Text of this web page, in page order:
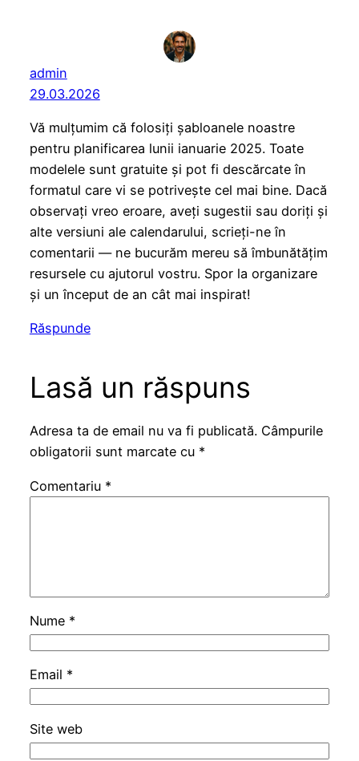
admin
29.03.2026
Vă mulțumim că folosiți șabloanele noastre
pentru planificarea lunii ianuarie 2025. Toate
modelele sunt gratuite și pot fi descărcate în
formatul care vi se potrivește cel mai bine. Dacă
observați vreo eroare, aveți sugestii sau doriți și
alte versiuni ale calendarului, scrieți-ne în
comentarii — ne bucurăm mereu să îmbunătățim
resursele cu ajutorul vostru. Spor la organizare
și un început de an cât mai inspirat!
Răspunde
Lasă un răspuns
Adresa ta de email nu va fi publicată. Câmpurile
obligatorii sunt marcate cu *
Comentariu *
Nume *
Email *
Site web